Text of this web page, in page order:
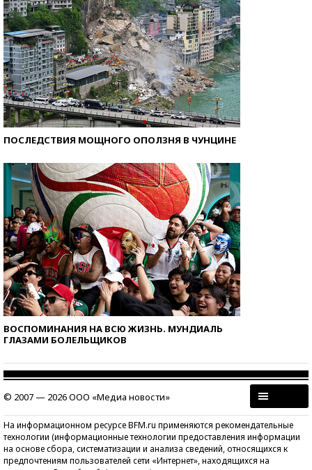
ПОСЛЕДСТВИЯ МОЩНОГО ОПОЛЗНЯ В ЧУНЦИНЕ
ВОСПОМИНАНИЯ НА ВСЮ ЖИЗНЬ. МУНДИАЛЬ
ГЛАЗАМИ БОЛЕЛЬЩИКОВ
© 2007 — 2026 ООО «Медиа новости»
На информационном ресурсе BFM.ru применяются рекомендательные
технологии (информационные технологии предоставления информации
на основе сбора, систематизации и анализа сведений, относящихся к
предпочтениям пользователей сети «Интернет», находящихся на